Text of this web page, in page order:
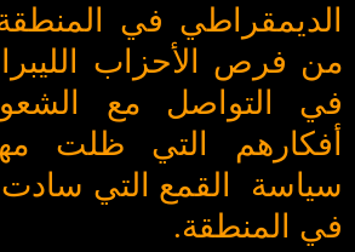
الديمقراطي في
من فرص الأحزاب
في التواصل مع
أفكارهم التي ظلت
سياسة القمع التي سادت
في المنطقة.